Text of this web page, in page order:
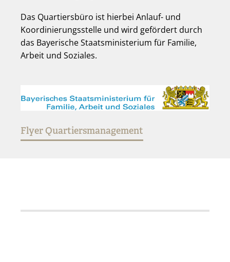
Das Quartiersbüro ist hierbei Anlauf- und
Koordinierungsstelle und wird gefördert durch
das Bayerische Staatsministerium für Familie,
Arbeit und Soziales.
Flyer Quartiersmanagement